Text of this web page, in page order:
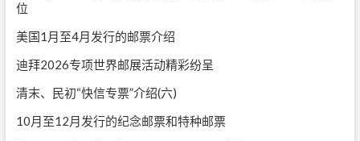
位
美国1月至4月发行的邮票介绍
迪拜2026专项世界邮展活动精彩纷呈
清末、民初“快信专票”介绍(六)
10月至12月发行的纪念邮票和特种邮票